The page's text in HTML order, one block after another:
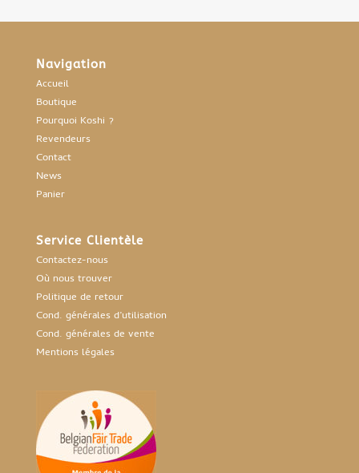
Navigation
Accueil
Boutique
Pourquoi Koshi ?
Revendeurs
Contact
News
Panier
Service Clientèle
Contactez-nous
Où nous trouver
Politique de retour
Cond. générales d’utilisation
Cond. générales de vente
Mentions légales